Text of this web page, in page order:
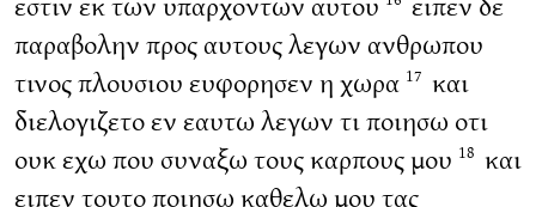
παραβολην προς αυτους λεγων ανθρωπου
τινος πλουσιου ευφορησεν η χωρα 17 και
διελογιζετο εν εαυτω λεγων τι ποιησω οτι
ουκ εχω που συναξω τους καρπους μου 18 και
ειπεν τουτο ποιησω καθελω μου τας